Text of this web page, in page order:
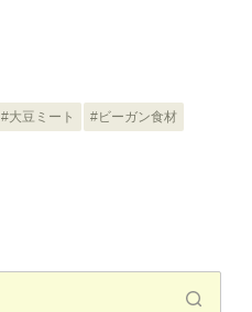
#大豆ミート #ビーガン食材